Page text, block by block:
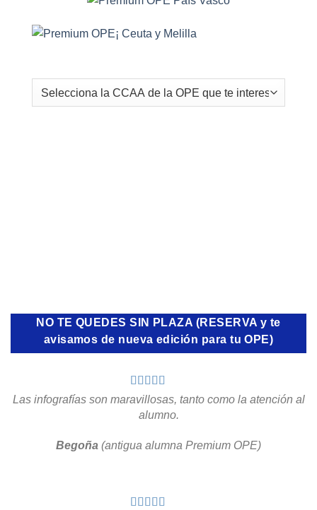
NO TE QUEDES SIN PLAZA (RESERVA y te
avisamos de nueva edición para tu OPE)
Las infografías son maravillosas, tanto como la atención al
alumno.
Begoña (antigua alumna Premium OPE)